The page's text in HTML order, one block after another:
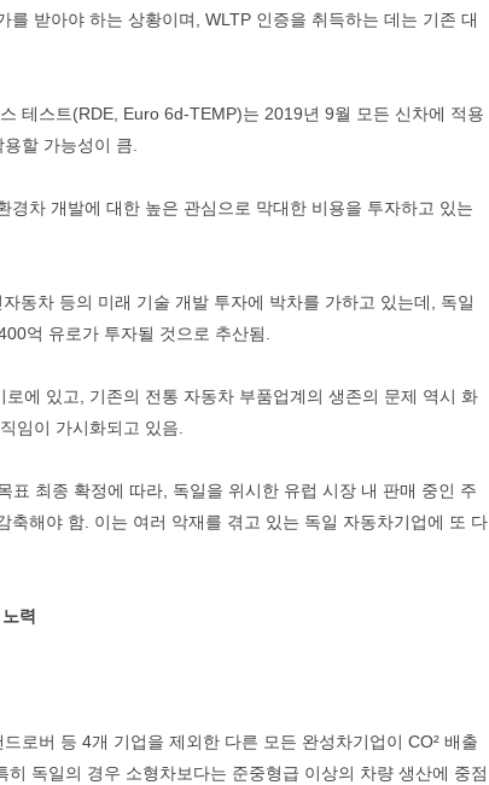
받아야 하는 상황이며, WLTP 인증을 취득하는 데는 기존 대
테스트(RDE, Euro 6d-TEMP)는 2019년 9월 모든 신차에 적용
할 가능성이 큼.
차 개발에 대한 높은 관심으로 막대한 비용을 투자하고 있는
동차 등의 미래 기술 개발 투자에 박차를 가하고 있는데, 독일
억 유로가 투자될 것으로 추산됨.
에 있고, 기존의 전통 자동차 부품업계의 생존의 문제 역시 화
임이 가시화되고 있음.
최종 확정에 따라, 독일을 위시한 유럽 시장 내 판매 중인 주
해야 함. 이는 여러 악재를 겪고 있는 독일 자동차기업에 또 다
력
로버 등 4개 기업을 제외한 다른 모든 완성차기업이 CO² 배출
독일의 경우 소형차보다는 준중형급 이상의 차량 생산에 중점